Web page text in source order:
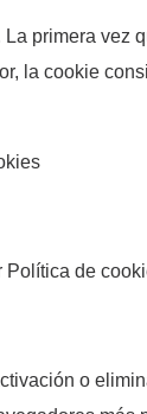
primera
la cookie
Política de
o